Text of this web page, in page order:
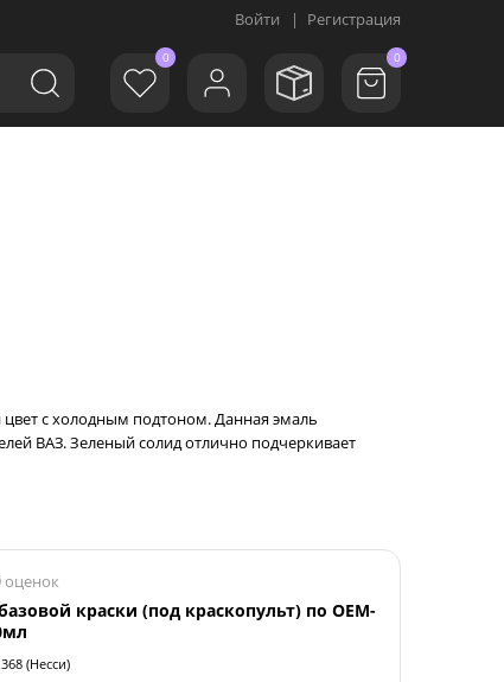
Войти | Регистрация
0 0
с холодным подтоном. Данная эмаль
ВАЗ. Зеленый солид отлично подчеркивает
оценок
краски (под краскопульт) по OEM-
(Несси)